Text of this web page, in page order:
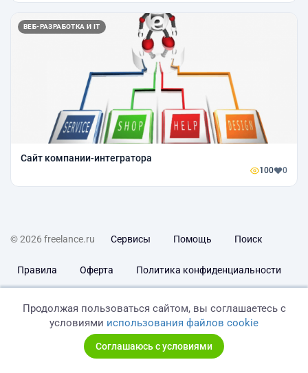
ВЕБ-РАЗРАБОТКА И IT
Сайт компании-интегратора
100 0
© 2026 freelance.ru Сервисы Помощь Поиск
Правила Оферта Политика конфиденциальности
Продолжая пользоваться сайтом, вы соглашаетесь с
условиями использования файлов cookie
Соглашаюсь с условиями